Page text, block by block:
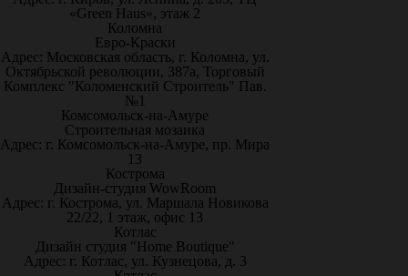
«Green Haus», этаж 2
Коломна
Евро-Краски
Адрес: Московская область, г. Коломна, ул.
Октябрьской революции, 387а, Торговый
Комплекс "Коломенский Строитель" Пав.
№1
Комсомольск-на-Амуре
Строительная мозаика
Адрес: г. Комсомольск-на-Амуре, пр. Мира
13
Кострома
Дизайн-студия WowRoom
Адрес: г. Кострома, ул. Маршала Новикова
22/22, 1 этаж, офис 13
Котлас
Дизайн студия "Home Boutique"
Адрес: г. Котлас, ул. Кузнецова, д. 3